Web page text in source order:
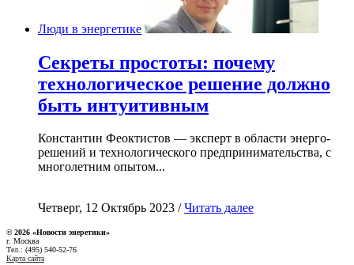
Люди в энергетике
Секреты простоты: почему
технологическое решение должно
быть интуитивным
Константин Феоктистов — эксперт в области энерго-
решений и технологического предпринимательства, с
многолетним опытом...
Четверг, 12 Октябрь 2023 /Читать далее
© 2026 «Новости энеретики»
г. Москва
Тел.: (495) 540-52-76
Карта сайта